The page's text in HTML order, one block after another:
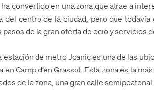
convertido en una zona que atrae a
del centro de la ciudad, pero que
de la gran oferta de ocio y servicios
estación de metro Joanic es una de las
en Camp d’en Grassot. Esta zona es la
de la zona, una gran calle